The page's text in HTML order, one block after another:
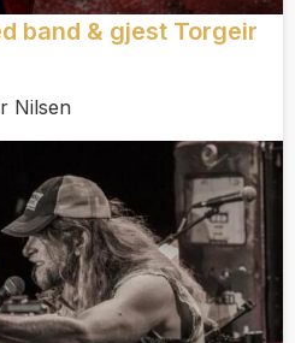
band & gjest Torgeir
Nilsen